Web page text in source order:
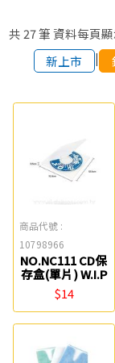
共 27筆 資料每頁
新上市
|
商品代號 :
10798966
NO.NC111 CD保
存盒(單片) W.I.P
$14